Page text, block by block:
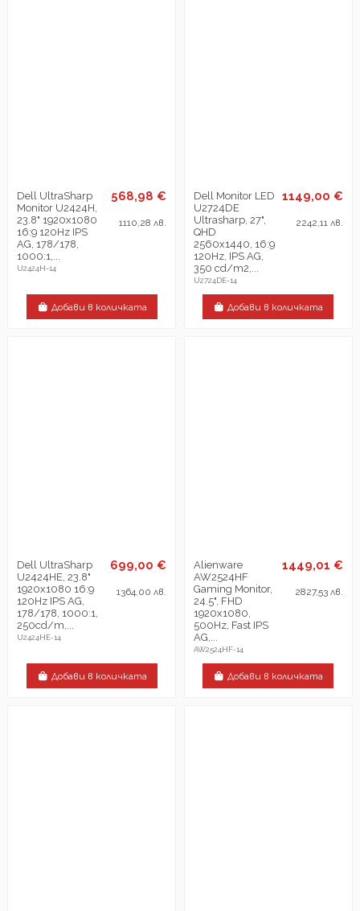
Dell UltraSharp
Monitor U2424H,
23.8" 1920x1080
16:9 120Hz IPS
AG, 178/178,
1000:1,...
U2424H-14
568,98 €
1110,28 лв.
Добави в количката
Dell Monitor LED
U2724DE
Ultrasharp, 27",
QHD
2560x1440, 16:9
120Hz, IPS AG,
350 cd/m2,...
U2724DE-14
1149,00 €
2242,11 лв.
Добави в количката
Dell UltraSharp
U2424HE, 23.8"
1920x1080 16:9
120Hz IPS AG,
178/178, 1000:1,
250cd/m,...
U2424HE-14
699,00 €
1364,00 лв.
Добави в количката
Alienware
AW2524HF
Gaming Monitor,
24.5", FHD
1920x1080,
500Hz, Fast IPS
AG,...
AW2524HF-14
1449,01 €
2827,53 лв.
Добави в количката